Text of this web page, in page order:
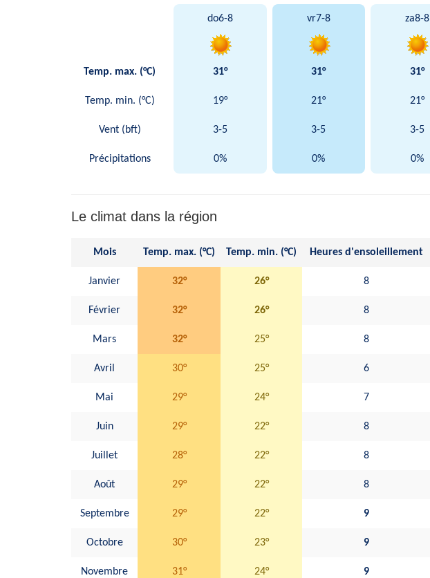
do6-8 vr7-8 za8-8
Temp. max. (°C) 31° 31° 31°
Temp. min. (°C) 19° 21° 21°
Vent (bft) 3-5 3-5 3-5
Précipitations 0% 0% 0%
Le climat dans la région
Mois Temp. max. (°C) Temp. min. (°C) Heures d'ensoleillement
Janvier 32° 26° 8
Février 32° 26° 8
Mars 32° 25° 8
Avril 30° 25° 6
Mai 29° 24° 7
Juin 29° 22° 8
Juillet 28° 22° 8
Août 29° 22° 8
Septembre 29° 22° 9
Octobre 30° 23° 9
Novembre 31° 24° 9